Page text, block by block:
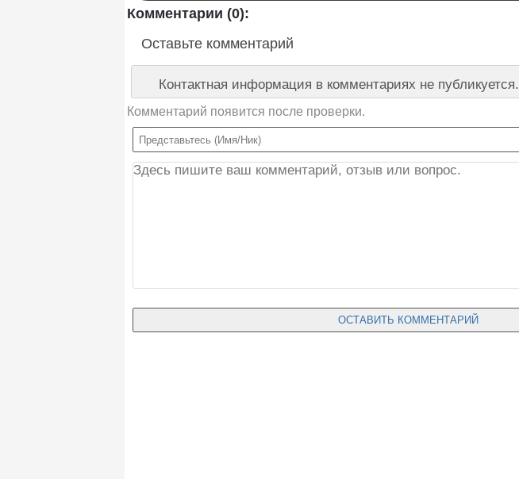
Комментарии (0):
Оставьте комментарий
Контактная информация в комментариях не публикуется.
Комментарий появится после проверки.